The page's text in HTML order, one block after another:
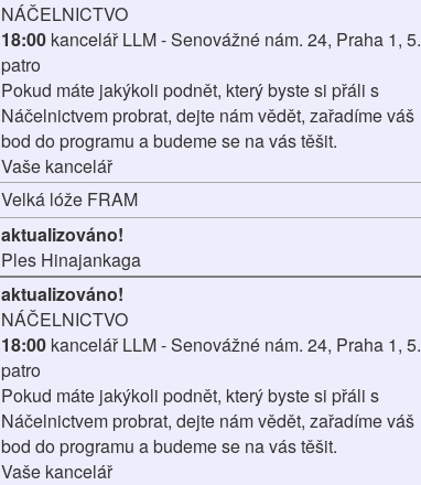
NÁČELNICTVO
18:00 kancelář LLM - Senovážné nám. 24, Praha 1, 5.
patro
Pokud máte jakýkoli podnět, který byste si přáli s
Náčelnictvem probrat, dejte nám vědět, zařadíme váš
bod do programu a budeme se na vás těšit.
Vaše kancelář
Velká lóže FRAM
aktualizováno!
Ples Hinajankaga
aktualizováno!
NÁČELNICTVO
18:00 kancelář LLM - Senovážné nám. 24, Praha 1, 5.
patro
Pokud máte jakýkoli podnět, který byste si přáli s
Náčelnictvem probrat, dejte nám vědět, zařadíme váš
bod do programu a budeme se na vás těšit.
Vaše kancelář